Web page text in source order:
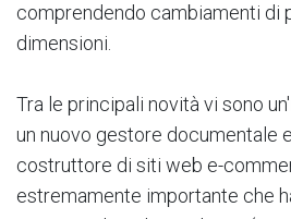
comprendendo cambiamenti di
dimensioni.
Tra le principali novità vi sono
un nuovo gestore documentale
costruttore di siti web e-
estremamente importante che